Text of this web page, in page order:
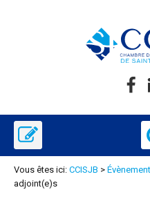
Vous êtes ici: CCISJB >
adjoint(e)s